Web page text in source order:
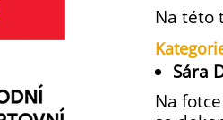
Na této
Sára
Na